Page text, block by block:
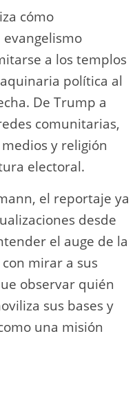
cómo
a los templos
política al
De Trump a
comunitarias,
y religión
electoral.
el reportaje ya
desde
el auge de la
mirar a sus
observar quién
sus bases y
una misión